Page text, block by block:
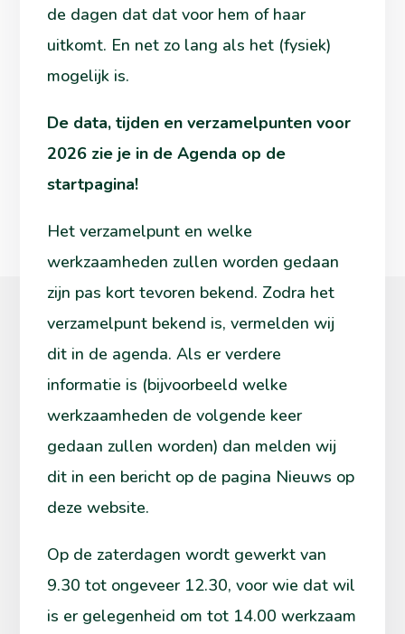
de dagen dat dat voor hem of haar
uitkomt. En net zo lang als het (fysiek)
mogelijk is.
De data, tijden en verzamelpunten voor
2026 zie je in de Agenda op de
startpagina!
Het verzamelpunt en welke
werkzaamheden zullen worden gedaan
zijn pas kort tevoren bekend. Zodra het
verzamelpunt bekend is, vermelden wij
dit in de agenda. Als er verdere
informatie is (bijvoorbeeld welke
werkzaamheden de volgende keer
gedaan zullen worden) dan melden wij
dit in een bericht op de pagina Nieuws op
deze website.
Op de zaterdagen wordt gewerkt van
9.30 tot ongeveer 12.30, voor wie dat wil
is er gelegenheid om tot 14.00 werkzaam